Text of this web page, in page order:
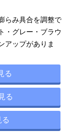
らみ具合を調整で
・グレー・ブラウ
アップがありま
る
る